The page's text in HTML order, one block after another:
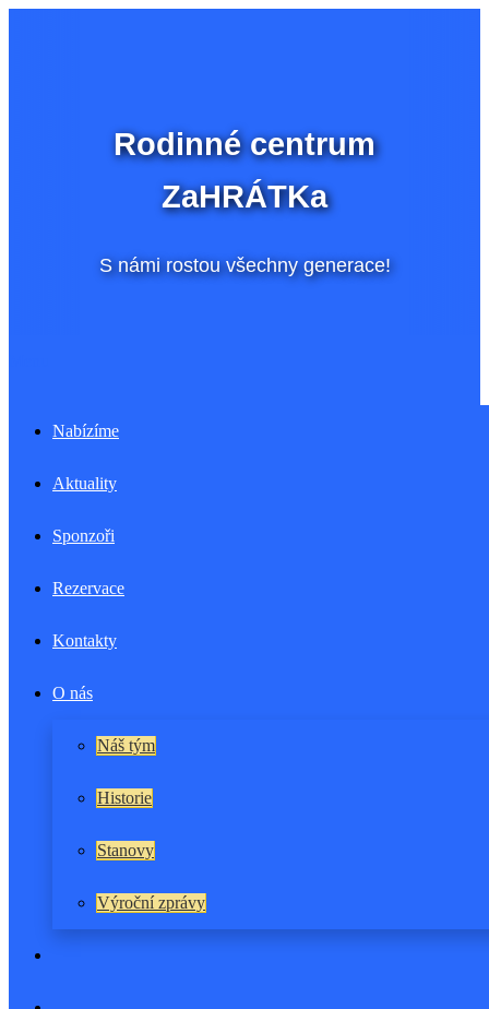
Rodinné centrum
ZaHRÁTKa
S námi rostou všechny generace!
Nabízíme
Aktuality
Sponzoři
Rezervace
Kontakty
O nás
Náš tým
Historie
Stanovy
Výroční zprávy